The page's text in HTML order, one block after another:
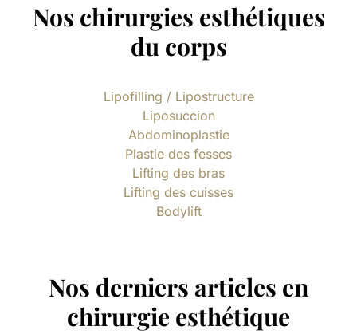
Nos chirurgies esthétiques
du corps
Lipofilling / Lipostructure
Liposuccion
Abdominoplastie
Plastie des fesses
Lifting des bras
Lifting des cuisses
Bodylift
Nos derniers articles en
chirurgie esthétique